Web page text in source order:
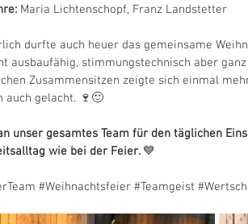
Maria Lichtenschopf, Franz Landstetter
durfte auch heuer das gemeinsame
ausbaufähig, stimmungstechnisch aber
Zusammensitzen zeigte sich einmal
auch gelacht. 🍷🙂
unser gesamtes Team für den täglichen
wie bei der Feier. 💙
#Weihnachtsfeier #Teamgeist